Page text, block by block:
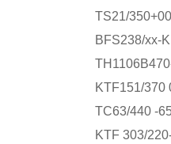
TS21/
BFS238/xx-
KTF151/370
TC63/440 -
KTF 303/